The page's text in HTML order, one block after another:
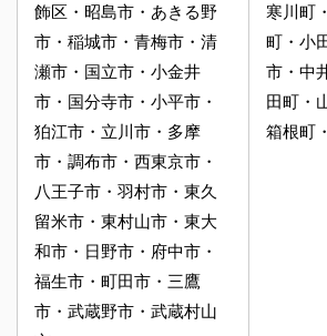
飾区・昭島市・あきる野
市・稲城市・青梅市・清
瀬市・国立市・小金井
市・国分寺市・小平市・
狛江市・立川市・多摩
市・調布市・西東京市・
八王子市・羽村市・東久
留米市・東村山市・東大
和市・日野市・府中市・
福生市・町田市・三鷹
市・武蔵野市・武蔵村山
寒川町
町・小
市・中
田町・
箱根町